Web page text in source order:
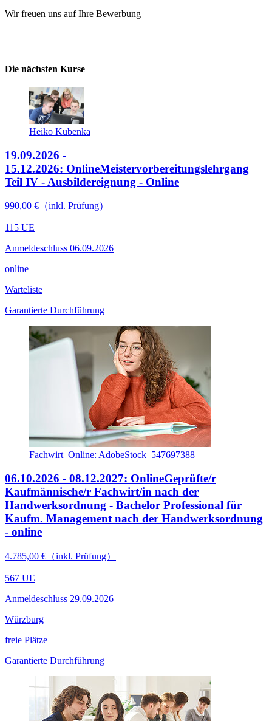
Wir freuen uns auf Ihre Bewerbung
Die nächsten Kurse
Heiko Kubenka
19.09.2026 -
15.12.2026: OnlineMeistervorbereitungslehrgang
Teil IV - Ausbildereignung - Online
990,00 €（inkl. Prüfung）
115 UE
Anmeldeschluss 06.09.2026
online
Warteliste
Garantierte Durchführung
Fachwirt_Online: AdobeStock_547697388
06.10.2026 - 08.12.2027: OnlineGeprüfte/r
Kaufmännische/r Fachwirt/in nach der
Handwerksordnung - Bachelor Professional für
Kaufm. Management nach der Handwerksordnung
- online
4.785,00 €（inkl. Prüfung）
567 UE
Anmeldeschluss 29.09.2026
Würzburg
freie Plätze
Garantierte Durchführung